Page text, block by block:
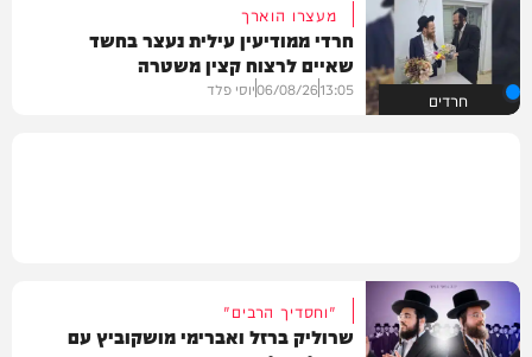
חרדים
מעצרו הוארך
חרדי ממודיעין עילית נעצר בחשד
שאיים לרצוח קצין משטרה
13:05
06/08/26יוסי פלד
"וחסדיך הרבים"
שרוליק ברזל ואברימי מושקוביץ עם